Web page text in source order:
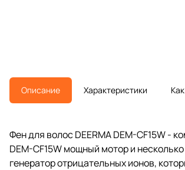
Описание Характеристики
Фен для волос DEERMA DEM-CF15W -
DEM-CF15W мощный мотор и
генератор отрицательных ионов,